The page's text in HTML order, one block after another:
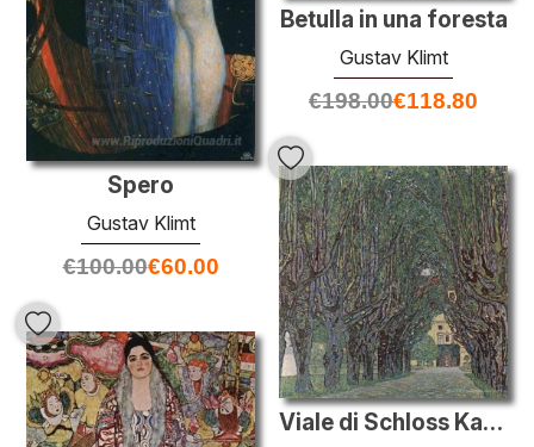
Spero
Gustav Klimt
€100.00€60.00
Betulla in una foresta
Gustav Klimt
€198.00€118.80
Viale di Schloss Kammer Parco